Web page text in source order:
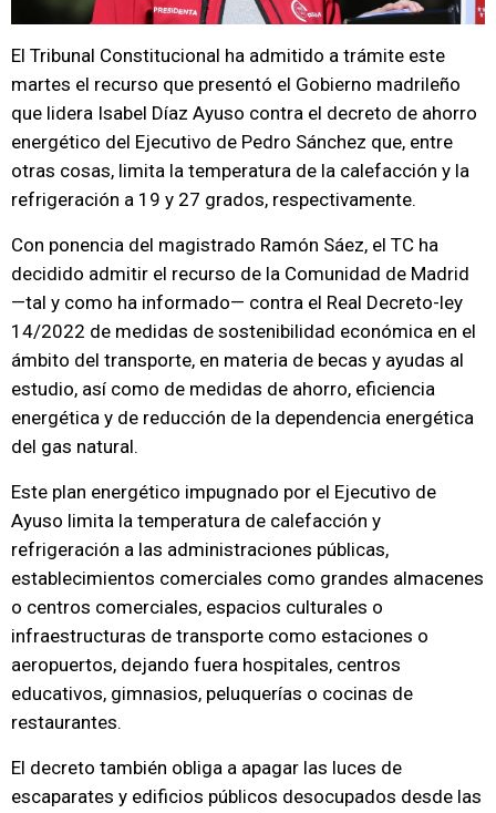
El Tribunal Constitucional ha admitido a trámite este
martes el recurso que presentó el Gobierno madrileño
que lidera Isabel Díaz Ayuso contra el decreto de ahorro
energético del Ejecutivo de Pedro Sánchez que, entre
otras cosas, limita la temperatura de la calefacción y la
refrigeración a 19 y 27 grados, respectivamente.
Con ponencia del magistrado Ramón Sáez, el TC ha
decidido admitir el recurso de la Comunidad de Madrid
—tal y como ha informado— contra el Real Decreto-ley
14/2022 de medidas de sostenibilidad económica en el
ámbito del transporte, en materia de becas y ayudas al
estudio, así como de medidas de ahorro, eficiencia
energética y de reducción de la dependencia energética
del gas natural.
Este plan energético impugnado por el Ejecutivo de
Ayuso limita la temperatura de calefacción y
refrigeración a las administraciones públicas,
establecimientos comerciales como grandes almacenes
o centros comerciales, espacios culturales o
infraestructuras de transporte como estaciones o
aeropuertos, dejando fuera hospitales, centros
educativos, gimnasios, peluquerías o cocinas de
restaurantes.
El decreto también obliga a apagar las luces de
escaparates y edificios públicos desocupados desde las